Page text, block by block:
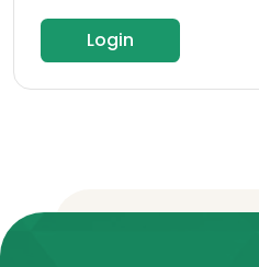
Login